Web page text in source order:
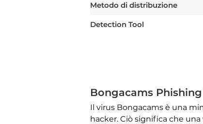
Metodo di distribuzione
Detection Tool
Bongacams
Il virus Bongacams è una
hacker. Ciò significa che